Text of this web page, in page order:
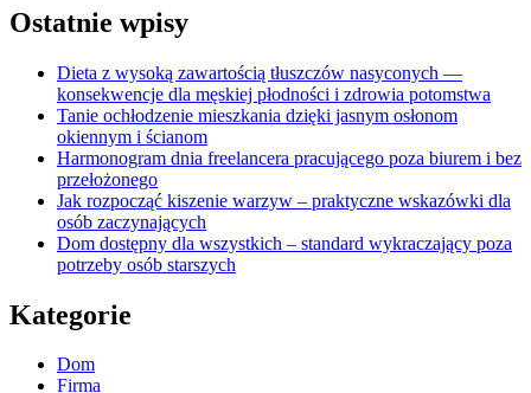
Ostatnie wpisy
Dieta z wysoką zawartością tłuszczów nasyconych —
konsekwencje dla męskiej płodności i zdrowia potomstwa
Tanie ochłodzenie mieszkania dzięki jasnym osłonom
okiennym i ścianom
Harmonogram dnia freelancera pracującego poza biurem i bez
przełożonego
Jak rozpocząć kiszenie warzyw – praktyczne wskazówki dla
osób zaczynających
Dom dostępny dla wszystkich – standard wykraczający poza
potrzeby osób starszych
Kategorie
Dom
Firma